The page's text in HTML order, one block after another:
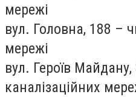
мережі
вул. Головна, 188 –
мережі
вул. Героїв
каналізаційних